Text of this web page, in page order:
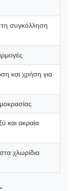
συγκόλληση
και χρήση για
και ακραία
χλωρίδια